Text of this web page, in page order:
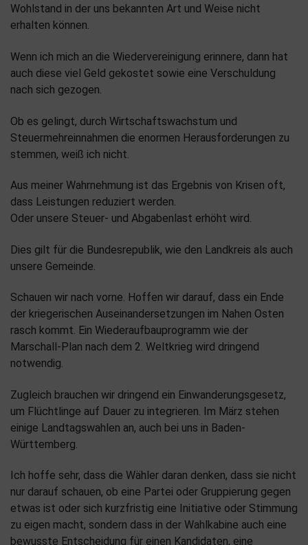
Wohlstand in der uns bekannten Art und Weise nicht
erhalten können.
Wenn ich mich an die Wiedervereinigung erinnere, dann hat
auch diese viel Geld gekostet sowie eine Verschuldung
nach sich gezogen.
Ob es gelingt, durch Wirtschaftswachstum und
Steuermehreinnahmen die enormen Herausforderungen zu
stemmen, weiß ich nicht.
Aus meiner Wahrnehmung ist das Ergebnis von Krisen oft,
dass Leistungen reduziert werden.
Oder unsere Steuer- und Abgabenlast erhöht wird.
Dies gilt für die Bundesrepublik, wie den Landkreis als auch
unsere Gemeinde.
Schauen wir nach vorne. Hoffen wir darauf, dass ein Ende
der kriegerischen Auseinandersetzungen im Nahen Osten
rasch kommt. Ein Wiederaufbauprogramm wie der
Marschall-Plan nach dem 2. Weltkrieg wird dringend
notwendig.
Zugleich brauchen wir dringend ein Einwanderungsgesetz,
um Flüchtlinge auf Dauer zu integrieren. Im März stehen
einige Landtagswahlen an, auch bei uns in Baden-
Württemberg.
Ich hoffe sehr, dass die Wähler daran denken, dass sie nicht
nur darauf schauen, ob eine Partei oder Gruppierung gegen
etwas ist oder sich kurzfristig eine Initiative oder Stimmung
zu eigen macht, sondern dass in der Wahlkabine auch eine
bewusste Entscheidung für einen Kandidaten, eine